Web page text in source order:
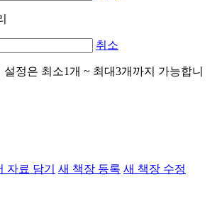
취소
정은 최소1개 ~ 최대3개까지 가능합니
자료 담기 새 책장 등록 새 책장 수정